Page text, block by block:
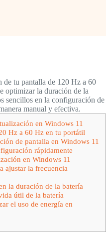
de tu pantalla de 120 Hz a 60
optimizar la duración de la
sencillos en la configuración de
manual y efectiva.
en Windows 11
Hz a 60 Hz en tu portátil
de pantalla en Windows 11
rápidamente
en Windows 11
ajustar la frecuencia
la duración de la batería
útil de la batería
el uso de energía en